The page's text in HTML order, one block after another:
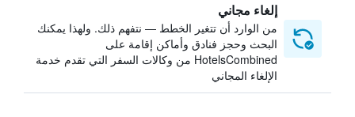
إلغاء مجاني
من الوارد أن تتغير الخطط — نتفهم ذلك. ولهذا يمكنك
البحث وحجز فنادق وأماكن إقامة على
HotelsCombined من وكالات السفر التي تقدم خدمة
الإلغاء المجاني